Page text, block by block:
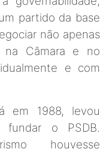
partido da base
não apenas
na Câmara e no
e com
em 1988, levou
fundar o PSDB.
houvesse